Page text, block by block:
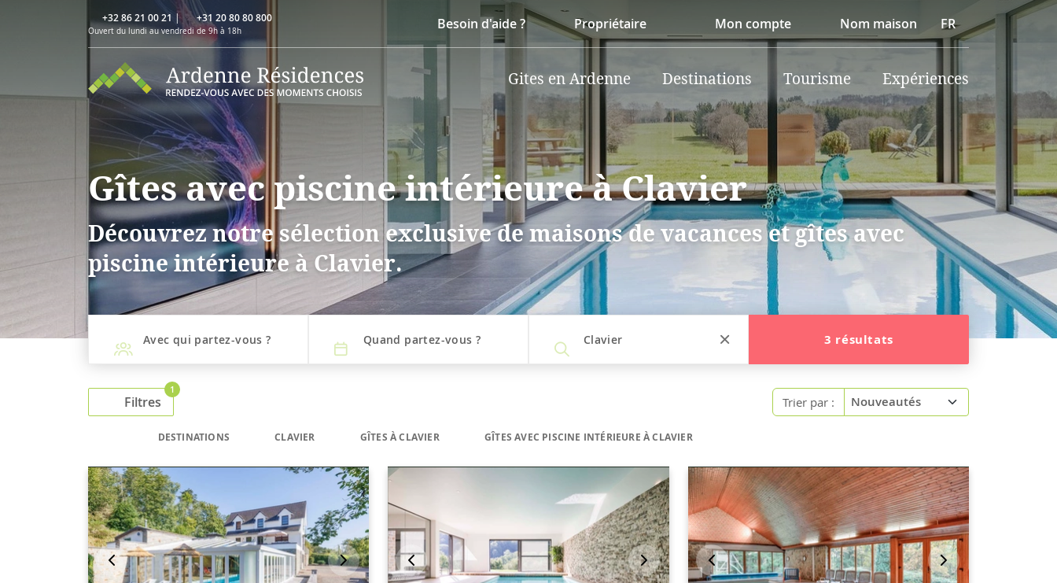
+32 86 21 00 21 | +31 20 80 80 800
Ouvert du lundi au vendredi de 9h à 18h Besoin d'aide ? Propriétaire Mon compte Nom maison FR
Gites en Ardenne Destinations Tourisme Expériences
Gîtes avec piscine intérieure à Clavier
Découvrez notre sélection exclusive de maisons de vacances et gîtes avec
piscine intérieure à Clavier.
Avec qui partez-vous ? Quand partez-vous ? Clavier 3 résultats
Filtres
1
Trier par :
DESTINATIONS CLAVIER GÎTES À CLAVIER GÎTES AVEC PISCINE INTÉRIEURE À CLAVIER